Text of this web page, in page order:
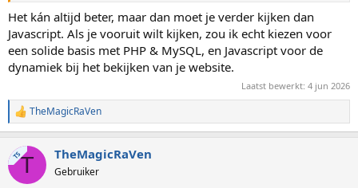
Het kán altijd beter, maar dan moet je verder kijken dan
Javascript. Als je vooruit wilt kijken, zou ik echt kiezen voor
een solide basis met PHP & MySQL, en Javascript voor de
dynamiek bij het bekijken van je website.
Laatst bewerkt: 4 jun 2026
W
a
r
d
e
TheMagicRaVen
TST TheMagicRaVen
Gebruiker